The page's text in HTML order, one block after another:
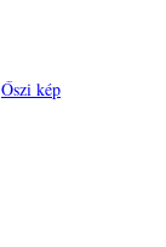
Őszi kép